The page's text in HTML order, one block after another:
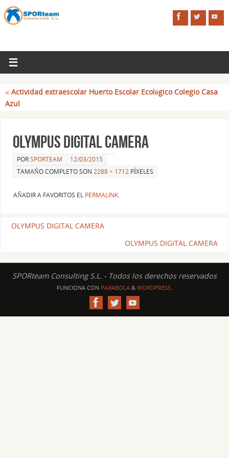
« Actividad extraescolar Huerto Escolar Ecológico Colegio Casa
Azul
OLYMPUS DIGITAL CAMERA
PORSPORTEAM
12/03/2015
TAMAÑO COMPLETO SON 2288 × 1712 PÍXELES
AÑADIR A FAVORITOS EL PERMALINK.
OLYMPUS DIGITAL CAMERA
OLYMPUS DIGITAL CAMERA
SPORteam Consulting S.L. - Todos los derechos reservados
FUNCIONA CON PAЯABOLA & WORDPRESS.